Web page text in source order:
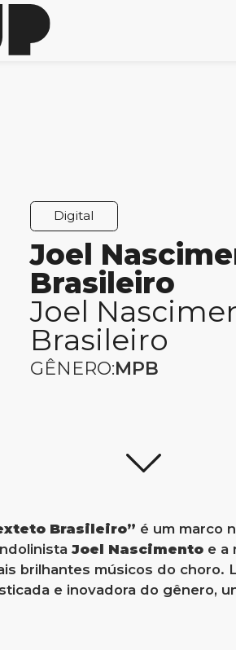
Digital
Joel
Brasileiro
Joel
Brasileiro
GÊNERO:MPB
Brasileiro” é um marco
Joel Nascimento e a
brilhantes músicos do choro.
e inovadora do gênero,